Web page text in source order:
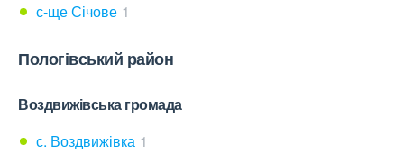
с-ще Січове 1
Пологівський район
Воздвижівська громада
с. Воздвижівка 1